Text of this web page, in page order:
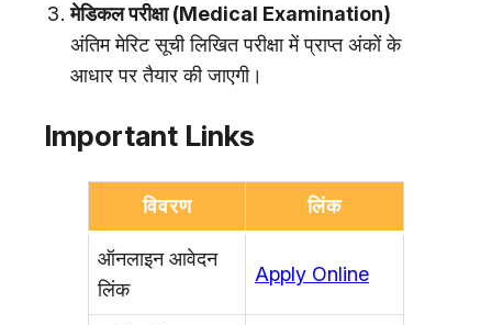
मेडिकल परीक्षा (Medical Examination)
अंतिम मेरिट सूची लिखित परीक्षा में प्राप्त अंकों के
आधार पर तैयार की जाएगी।
Important Links
विवरण लिंक
ऑनलाइन आवेदन
लिंक
Apply Online